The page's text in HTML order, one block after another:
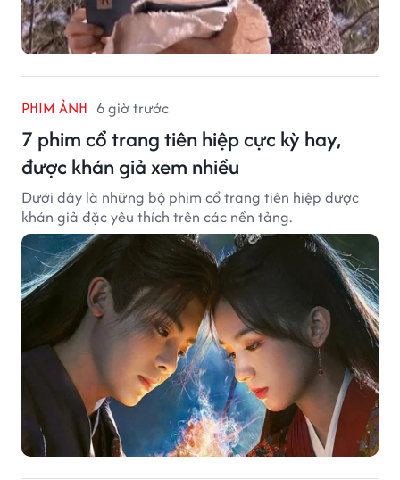
PHIM ẢNH 6 giờ trước
7 phim cổ trang tiên hiệp cực kỳ hay,
được khán giả xem nhiều
Dưới đây là những bộ phim cổ trang tiên hiệp được
khán giả đặc yêu thích trên các nền tảng.